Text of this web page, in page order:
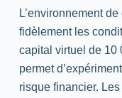
L’environnement
fidèlement les
capital virtuel de 10
permet
risque financier.